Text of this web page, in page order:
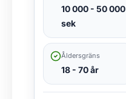
10 000 - 50 000
sek
Åldersgräns
18 - 70 år